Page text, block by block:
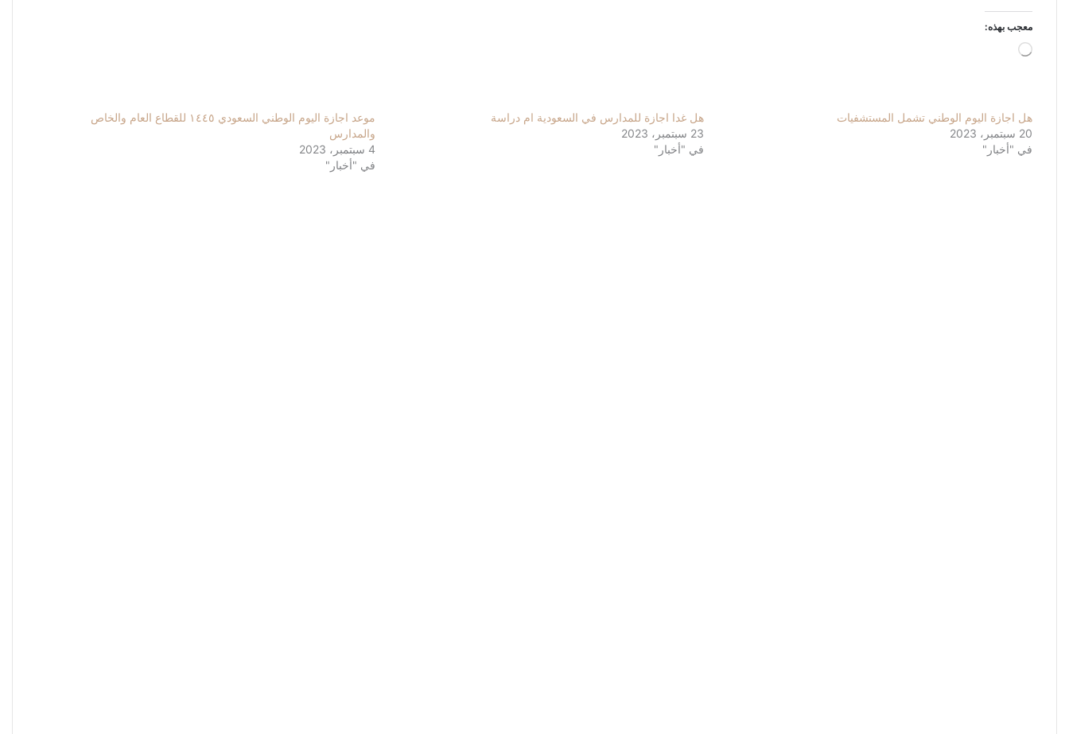
معجب بهذه:
جاري
هل اجازة اليوم الوطني تشمل المستشفيات
20 سبتمبر، 2023
في "أخبار"
هل غدا اجازة للمدارس في السعودية ام دراسة
23 سبتمبر، 2023
في "أخبار"
موعد اجازة اليوم الوطني السعودي ١٤٤٥ للقطاع العام والخاص
والمدارس
4 سبتمبر، 2023
في "أخبار"